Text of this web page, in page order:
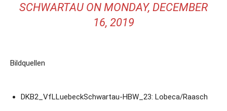
SCHWARTAU ON MONDAY, DECEMBER
16, 2019
Bildquellen
DKB2_VfLLuebeckSchwartau-HBW_23: Lobeca/Raasch